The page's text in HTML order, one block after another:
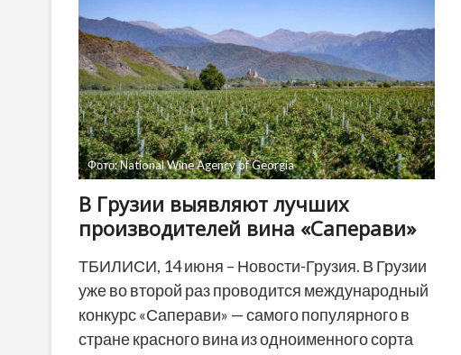
Фото: National Wine Agency of Georgia
В Грузии выявляют лучших
производителей вина «Саперави»
ТБИЛИСИ, 14 июня – Новости-Грузия. В Грузии
уже во второй раз проводится международный
конкурс «Саперави» — самого популярного в
стране красного вина из одноименного сорта